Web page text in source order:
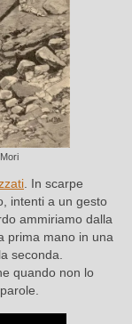
. In scarpe
intenti a un gesto
ammiriamo dalla
prima mano in una
seconda.
quando non lo